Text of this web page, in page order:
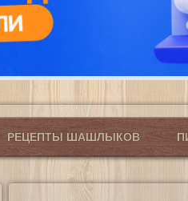
РЕЦЕПТЫ ШАШЛЫКОВ